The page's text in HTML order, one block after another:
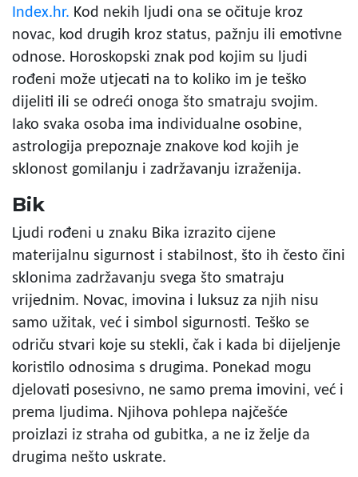
Index.hr. Kod nekih ljudi ona se očituje kroz
novac, kod drugih kroz status, pažnju ili emotivne
odnose. Horoskopski znak pod kojim su ljudi
rođeni može utjecati na to koliko im je teško
dijeliti ili se odreći onoga što smatraju svojim.
Iako svaka osoba ima individualne osobine,
astrologija prepoznaje znakove kod kojih je
sklonost gomilanju i zadržavanju izraženija.
Bik
Ljudi rođeni u znaku Bika izrazito cijene
materijalnu sigurnost i stabilnost, što ih često čini
sklonima zadržavanju svega što smatraju
vrijednim. Novac, imovina i luksuz za njih nisu
samo užitak, već i simbol sigurnosti. Teško se
odriču stvari koje su stekli, čak i kada bi dijeljenje
koristilo odnosima s drugima. Ponekad mogu
djelovati posesivno, ne samo prema imovini, već i
prema ljudima. Njihova pohlepa najčešće
proizlazi iz straha od gubitka, a ne iz želje da
drugima nešto uskrate.